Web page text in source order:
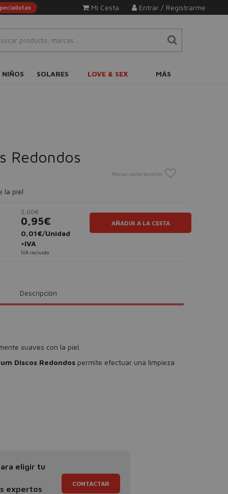
Entrar / Registrarme
Mi Cesta
NIÑOS SOLARES LOVE & SEX MÁS
Redondos
Marcar como favorito
la piel
2,00€
0,95€
0,01€/Unidad
+IVA
IVA incluido
AÑADIR A LA CESTA
Descripción
suaves con la piel.
Discos Redondos permite efectuar una limpieza
eligir tu
expertos
CONTACTAR